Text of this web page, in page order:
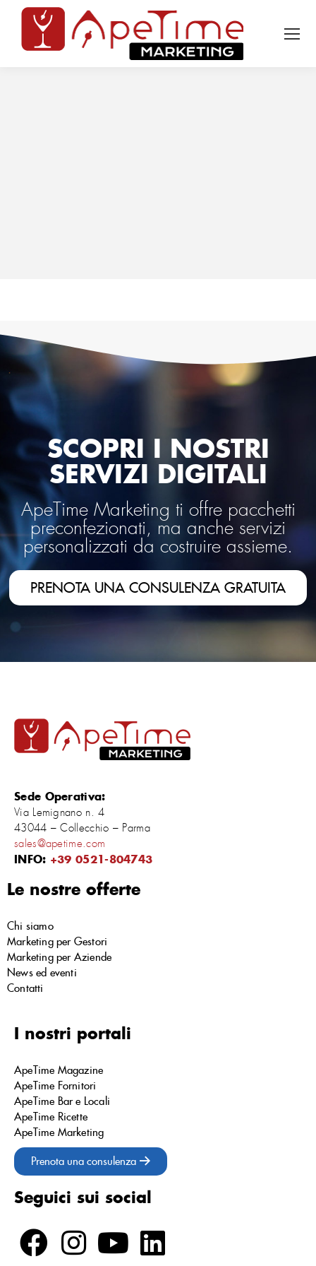
SCOPRI I NOSTRI
SERVIZI DIGITALI
ApeTime Marketing ti offre pacchetti
preconfezionati, ma anche servizi
personalizzati da costruire assieme.
PRENOTA UNA CONSULENZA GRATUITA
Sede Operativa:
Via Lemignano n. 4
43044 – Collecchio – Parma
sales@apetime.com
INFO: +39 0521-804743
Le nostre offerte
Chi siamo
Marketing per Gestori
Marketing per Aziende
News ed eventi
Contatti
I nostri portali
ApeTime Magazine
ApeTime Fornitori
ApeTime Bar e Locali
ApeTime Ricette
ApeTime Marketing
Prenota una consulenza
Seguici sui social